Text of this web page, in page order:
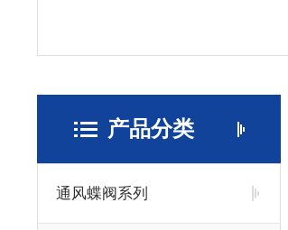
产品分类
通风蝶阀系列